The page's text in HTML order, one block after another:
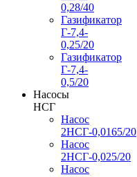
0,28/40
Газификатор
Г-7,4-
0,25/20
Газификатор
Г-7,4-
0,5/20
Насосы
НСГ
Насос
2НСГ-0,0165/20
Насос
2НСГ-0,025/20
Насос